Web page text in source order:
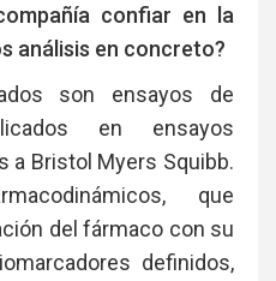
confiar en la
análisis en concreto?
son ensayos de
en ensayos
a Bristol Myers Squibb.
que
del fármaco con su
definidos,